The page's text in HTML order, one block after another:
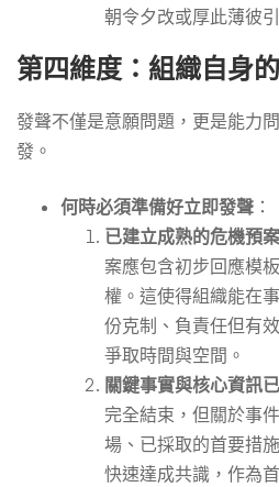
朝令夕改或厚此薄彼
第四維度：組織自身
發聲不僅是意願問題，更是能力
發。
何時必須準備好立即發聲 ：
已建立成熟的危機預
案應包含初步回應模
權。這使得組織能在
份克制、負責任但有
爭取時間與空間。
關鍵事實與核心資訊
完全結束，但關於事
場、已採取的首要措
快速達成共識，作為